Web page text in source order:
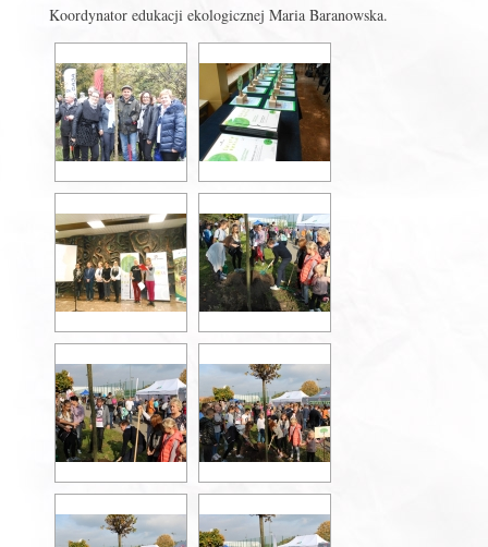
Koordynator edukacji ekologicznej Maria Baranowska.